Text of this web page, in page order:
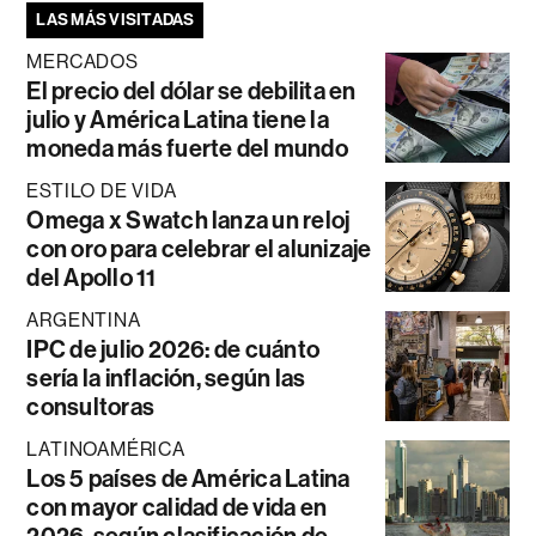
LAS MÁS VISITADAS
MERCADOS
El precio del dólar se debilita en
julio y América Latina tiene la
moneda más fuerte del mundo
ESTILO DE VIDA
Omega x Swatch lanza un reloj
con oro para celebrar el alunizaje
del Apollo 11
ARGENTINA
IPC de julio 2026: de cuánto
sería la inflación, según las
consultoras
LATINOAMÉRICA
Los 5 países de América Latina
con mayor calidad de vida en